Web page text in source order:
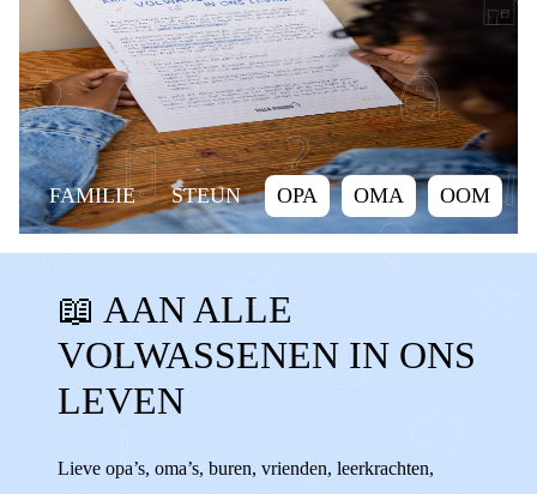
FAMILIE STEUN OPA OMA OOM
TANTE NEEF NICHT BUURMAN
BUURVROUW VRIEND
KANT KIEZEN ONPARTIJDIG STEUN
HELPEN VOLWASSENEN
SLECHT PRATEN FAMILIE
📖 AAN ALLE
VOLWASSENEN IN ONS
LEVEN
Lieve opa’s, oma’s, buren, vrienden, leerkrachten,